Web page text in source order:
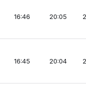
16:46 20:05
16:45 20:04